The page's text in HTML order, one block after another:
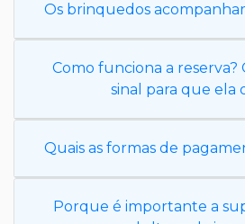
Os brinquedos
Como funciona a reserva?
sinal para que ela
Quais as formas de
Porque é importante a